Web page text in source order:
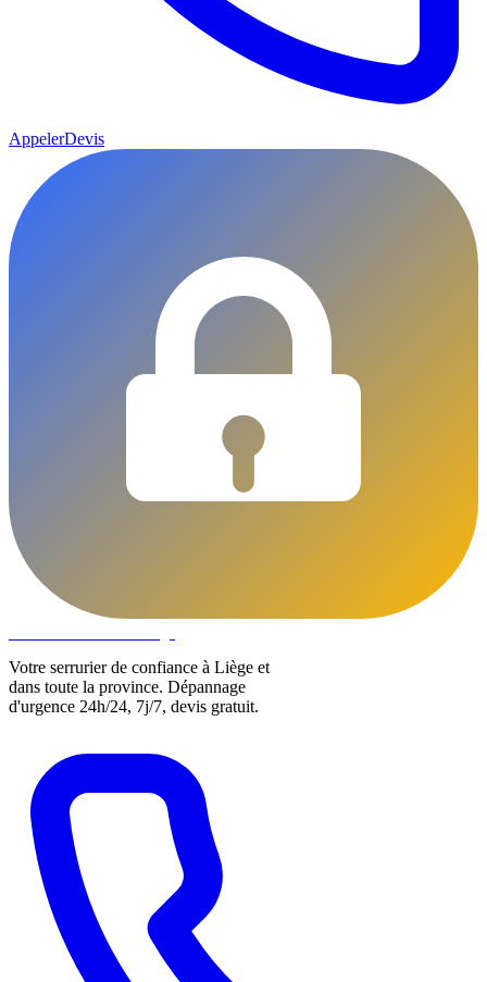
AppelerDevis
Votre serrurier de confiance à Liège et
dans toute la province. Dépannage
d'urgence 24h/24, 7j/7, devis gratuit.